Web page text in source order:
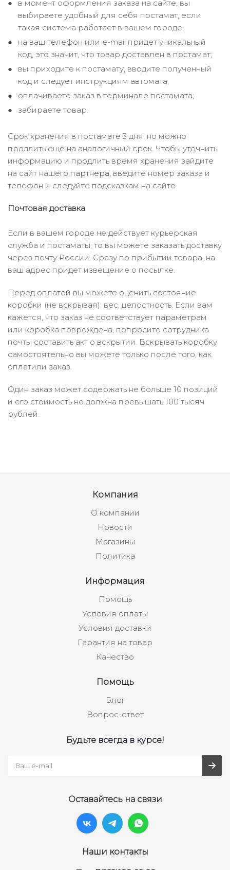
в момент оформления заказа на сайте, вы
выбираете удобный для себя постамат, если
такая система работает в вашем городе;
на ваш телефон или e-mail придет уникальный
код, это значит, что товар доставлен в постамат;
вы приходите к постамату, вводите полученный
код и следует инструкциям автомата;
оплачиваете заказ в терминале постамата;
забираете товар.
Срок хранения в постамате 3 дня, но можно
продлить ещё на аналогичный срок. Чтобы уточнить
информацию и продлить время хранения зайдите
на сайт нашего партнера, введите номер заказа и
телефон и следуйте подсказкам на сайте.
Почтовая доставка
Если в вашем городе не действует курьерская
служба и постаматы, то вы можете заказать доставку
через почту России. Сразу по прибытии товара, на
ваш адрес придет извещение о посылке.
Перед оплатой вы можете оценить состояние
коробки (не вскрывая): вес, целостность. Если вам
кажется, что заказ не соответствует параметрам
или коробка повреждена, попросите сотрудника
почты составить акт о вскрытии. Вскрывать коробку
самостоятельно вы можете только после того, как
оплатили заказ.
Один заказ может содержать не больше 10 позиций
и его стоимость не должна превышать 100 тысяч
рублей.
Компания
О компании
Новости
Магазины
Политика
Информация
Помощь
Условия оплаты
Условия доставки
Гарантия на товар
Качество
Помощь
Блог
Вопрос-ответ
Будьте всегда в курсе!
Оставайтесь на связи
Наши контакты